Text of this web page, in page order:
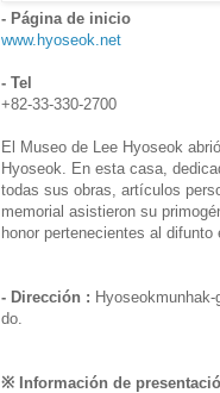
- Página de inicio
www.hyoseok.net
- Tel
+82-33-330-2700
El Museo de Lee Hyoseok
Hyoseok. En esta casa,
todas sus obras, artículos
memorial asistieron su
honor pertenecientes al difunto
- Dirección :
do.
※ Información de